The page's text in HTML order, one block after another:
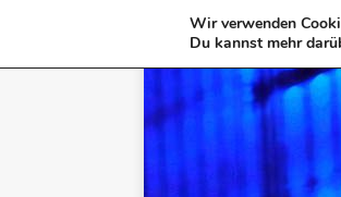
Wir verwenden
Du kannst mehr